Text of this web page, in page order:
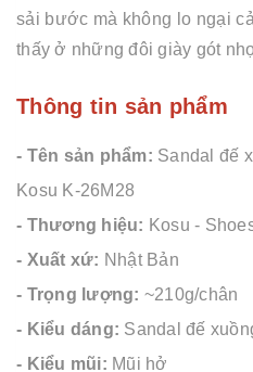
sải bước mà không lo ngại
thấy ở những đôi giày gót
Thông tin sản phẩm
- Tên sản phẩm: Sandal đế
Kosu K-26M28
- Thương hiệu: Kosu -
- Xuất xứ: Nhật Bản
- Trọng lượng: ~210g/chân
- Kiểu dáng: Sandal đế
- Kiểu mũi: Mũi hở